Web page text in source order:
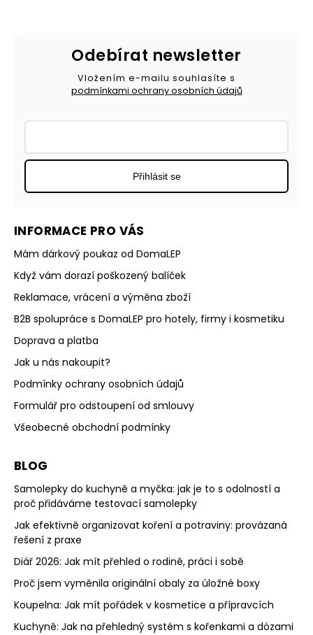
INFORMACE PRO VÁS
Mám dárkový poukaz od DomaLEP
Když vám dorazí poškozený balíček
Reklamace, vrácení a výměna zboží
B2B spolupráce s DomaLEP pro hotely, firmy i kosmetiku
Doprava a platba
Jak u nás nakoupit?
Podmínky ochrany osobních údajů
Formulář pro odstoupení od smlouvy
Všeobecné obchodní podmínky
BLOG
Samolepky do kuchyně a myčka: jak je to s odolností a
proč přidáváme testovací samolepky
Jak efektivně organizovat koření a potraviny: provázaná
řešení z praxe
Diář 2026: Jak mít přehled o rodině, práci i sobě
Proč jsem vyměnila originální obaly za úložné boxy
Koupelna: Jak mít pořádek v kosmetice a přípravcích
Kuchyně: Jak na přehledný systém s kořenkami a dózami
Odebírat newsletter
Vložením e-mailu souhlasíte s
podmínkami ochrany osobních údajů
Přihlásit se